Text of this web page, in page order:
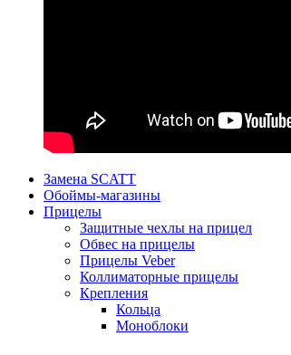
Замена SCATT
Обоймы-магазины
Прицелы
Защитные чехлы на прицел
Обвес на прицелы
Прицелы Veber
Коллиматорные прицелы
Крепления
Кольца
Моноблоки